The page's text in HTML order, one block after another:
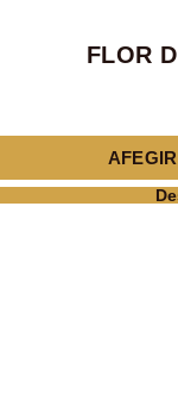
FLOR